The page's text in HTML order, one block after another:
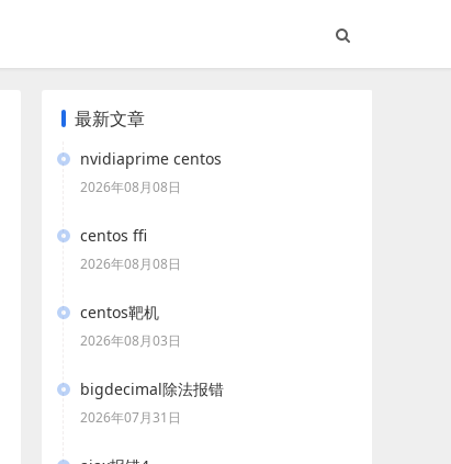
最新文章
nvidiaprime centos
2026年08月08日
centos ffi
2026年08月08日
centos靶机
2026年08月03日
bigdecimal除法报错
2026年07月31日